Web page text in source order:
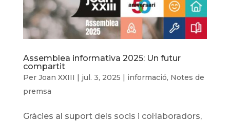
Assemblea informativa 2025: Un futur
compartit
Per Joan XXIII | jul. 3, 2025 | informació, Notes de
premsa
Gràcies al suport dels socis i col·laboradors,